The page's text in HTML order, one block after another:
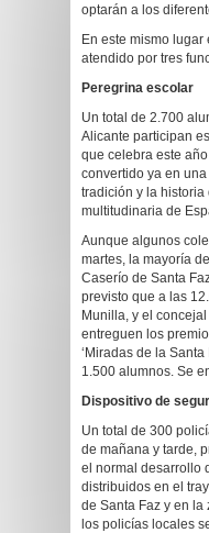
optarán a los
En este mismo lugar
atendido por tres
Peregrina escolar
Un total de 2.700
Alicante participan
que celebra este
convertido ya en
tradición y la
multitudinaria de
Aunque algunos
martes, la mayoría
Caserío de Santa
previsto que a las
Munilla, y el
entreguen los
‘Miradas de la
1.500 alumnos. Se
Dispositivo de
Un total de 300
de mañana y tarde,
el normal desarrollo
distribuidos en el
de Santa Faz y en la
los policías locales